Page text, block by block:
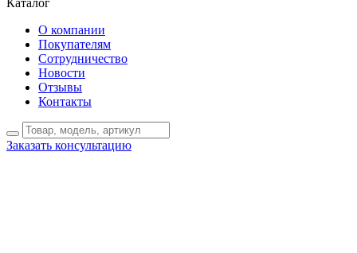
Каталог
О компании
Покупателям
Сотрудничество
Новости
Отзывы
Контакты
Заказать консультацию